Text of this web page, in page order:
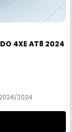
4XE AT8 2024
2024/2024